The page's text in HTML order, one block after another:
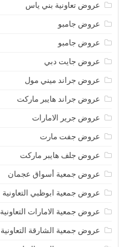
عروض تعاونية بني ياس
عروض جامبو
عروض جامبو
عروض جايت دبي
عروض جراند ميني مول
عروض جراند هايبر ماركت
عروض جرير الامارات
عروض جفت مارت
عروض جلف هايبر ماركت
عروض جمعية أسواق عجمان
عروض جمعية ابوظبي التعاونية
عروض جمعية الامارات التعاونية
عروض جمعية الشارقة التعاونية